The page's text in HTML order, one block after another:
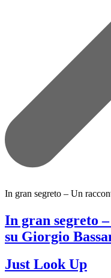
In gran segreto – Un
In gran segreto
su Giorgio
Just Look Up